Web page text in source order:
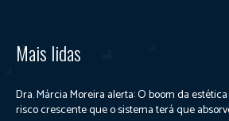
Mais lidas
Dra. Márcia Moreira alerta: O boom da
risco crescente que o sistema terá que